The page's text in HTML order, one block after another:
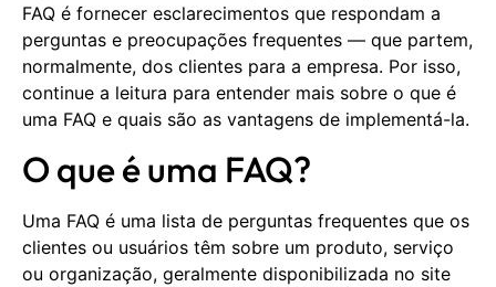
FAQ é fornecer esclarecimentos que respondam a
perguntas e preocupações frequentes — que partem,
normalmente, dos clientes para a empresa. Por isso,
continue a leitura para entender mais sobre o que é
uma FAQ e quais são as vantagens de implementá-la.
O que é uma FAQ?
Uma FAQ é uma lista de perguntas frequentes que os
clientes ou usuários têm sobre um produto, serviço
ou organização, geralmente disponibilizada no site